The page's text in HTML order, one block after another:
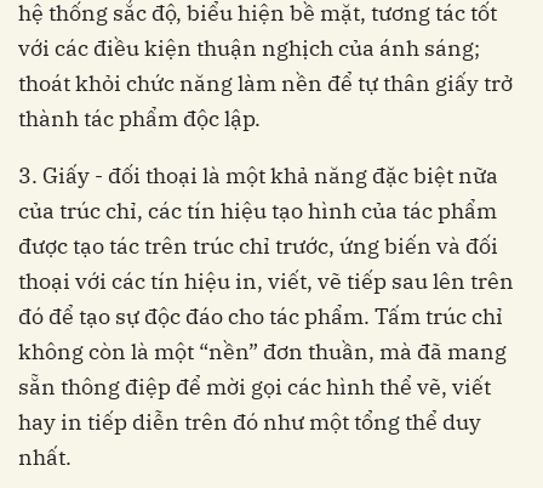
hệ thống sắc độ, biểu hiện bề mặt, tương tác tốt
với các điều kiện thuận nghịch của ánh sáng;
thoát khỏi chức năng làm nền để tự thân giấy trở
thành tác phẩm độc lập.
3. Giấy - đối thoại là một khả năng đặc biệt nữa
của trúc chỉ, các tín hiệu tạo hình của tác phẩm
được tạo tác trên trúc chỉ trước, ứng biến và đối
thoại với các tín hiệu in, viết, vẽ tiếp sau lên trên
đó để tạo sự độc đáo cho tác phẩm. Tấm trúc chỉ
không còn là một “nền” đơn thuần, mà đã mang
sẵn thông điệp để mời gọi các hình thể vẽ, viết
hay in tiếp diễn trên đó như một tổng thể duy
nhất.